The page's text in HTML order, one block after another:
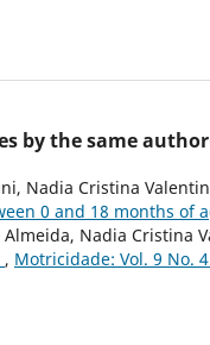
by the same
Nadia Cristina
0 and 18 months of
Almeida, Nadia Cristina
, Motricidade: Vol. 9 No.